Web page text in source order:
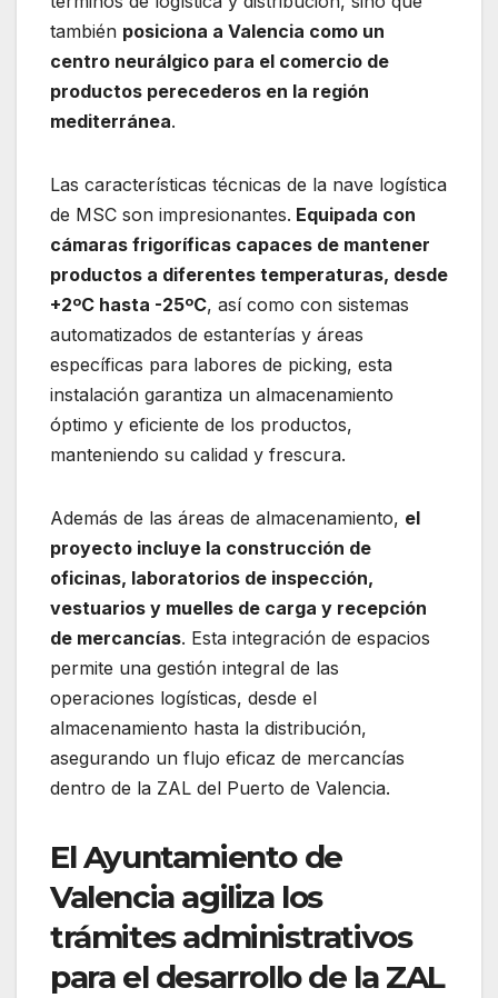
también posiciona a Valencia como un
centro neurálgico para el comercio de
productos perecederos en la región
mediterránea.
Las características técnicas de la nave logística
de MSC son impresionantes. Equipada con
cámaras frigoríficas capaces de mantener
productos a diferentes temperaturas, desde
+2ºC hasta -25ºC, así como con sistemas
automatizados de estanterías y áreas
específicas para labores de picking, esta
instalación garantiza un almacenamiento
óptimo y eficiente de los productos,
manteniendo su calidad y frescura.
Además de las áreas de almacenamiento, el
proyecto incluye la construcción de
oficinas, laboratorios de inspección,
vestuarios y muelles de carga y recepción
de mercancías. Esta integración de espacios
permite una gestión integral de las
operaciones logísticas, desde el
almacenamiento hasta la distribución,
asegurando un flujo eficaz de mercancías
dentro de la ZAL del Puerto de Valencia.
El Ayuntamiento de
Valencia agiliza los
trámites administrativos
para el desarrollo de la ZAL